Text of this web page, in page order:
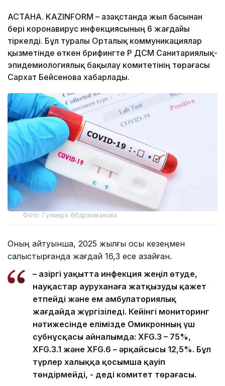
АСТАНА. KAZINFORM – Қазақстанда жыл басынан
бері коронавирус инфекциясының 6 жағдайы
тіркелді. Бұл туралы Орталық коммуникациялар
қызметінде өткен брифингте ҚР ДСМ Санитариялық-
эпидемиологиялық бақылау комитетінің төрағасы
Сархат Бейсенова хабарлады.
Фото: Гүлмира Әбдрахманова
Оның айтуынша, 2025 жылғы осы кезеңмен
салыстырғанда жағдай 16,3 есе азайған.
– Қазіргі уақытта инфекция жеңіл өтуде,
науқастар ауруханаға жатқызуды қажет
етпейді және ем амбулаториялық
жағдайда жүргізіледі. Кейінгі мониторинг
нәтижесінде елімізде Омикронның үш
субнұсқасы айналымда: XFG.3 – 75%,
XFG.3.1 және XFG.6 – әрқайсысы 12,5%. Бұл
түрлер халыққа қосымша қауіп
төндірмейді, - деді комитет төрағасы.